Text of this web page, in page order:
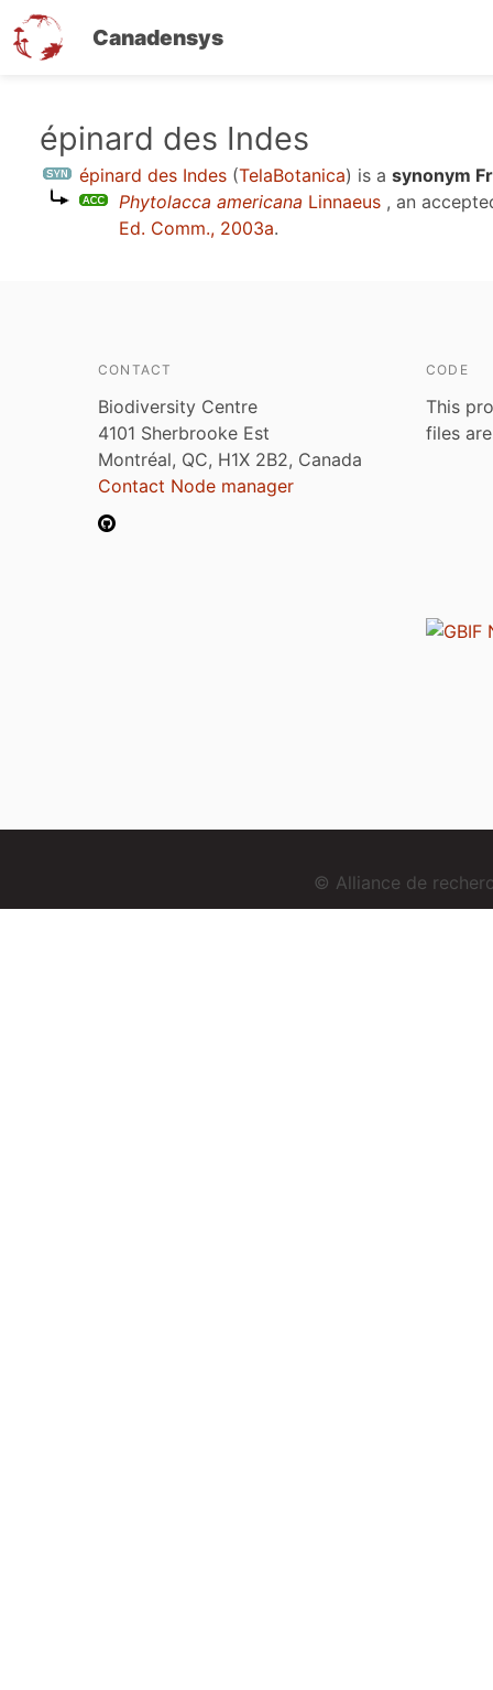
Canadensys
content
épinard des Indes
épinard des Indes (TelaBotanica) is a synonym
Phytolacca americana Linnaeus , an
Ed. Comm., 2003a.
CONTACT
Biodiversity Centre
4101 Sherbrooke Est
Montréal, QC, H1X 2B2, Canada
Contact Node manager
CODE
This
files
© Alliance de